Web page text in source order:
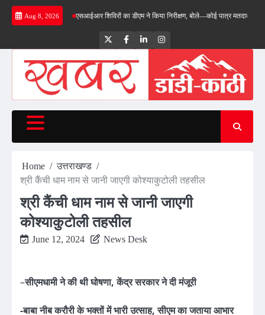
Skip
Aug 8, 2026
निरीक्षण… एसआईआर शिविरों का डीएम ने किया निरीक्षण, बोले—कोई पात्र मतदाता सूची से न छूटे…
TwitterFacebookLinkedInInstagram
Home
उत्तराखण्ड
श्री कैंची धाम नाम से जानी जाएगी कोश्याकुटोली तहसील
श्री कैंची धाम नाम से जानी जाएगी
कोश्याकुटोली तहसील
June 12, 2024 News Desk
–सीएमधामी ने की थी घोषणा, केंद्र सरकार ने दी मंजूरी
-बाबा नीब करौरी के भक्तों में भारी उत्साह, सीएम का जताया आभार